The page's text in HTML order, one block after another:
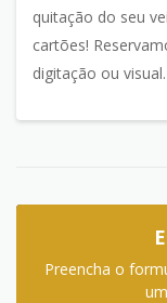
quitação do seu
cartões!
digitação ou visual.
Preencha o